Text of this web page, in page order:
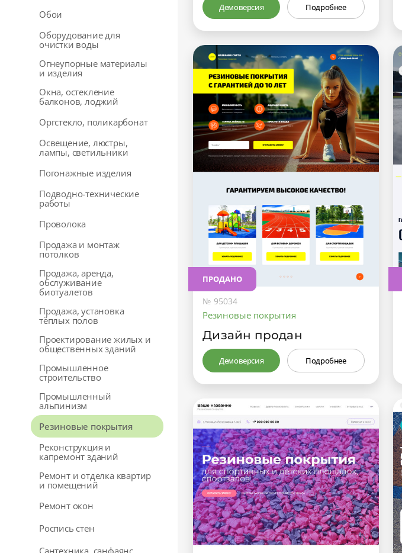
Обои
Оборудование для
очистки воды
Огнеупорные материалы
и изделия
Окна, остекление
балконов, лоджий
Оргстекло, поликарбонат
Освещение, люстры,
лампы, светильники
Погонажные изделия
Подводно-технические
работы
Проволока
Продажа и монтаж
потолков
Продажа, аренда,
обслуживание
биотуалетов
Продажа, установка
тёплых полов
Проектирование жилых и
общественных зданий
Промышленное
строительство
Промышленный
альпинизм
Резиновые покрытия
Реконструкция и
капремонт зданий
Ремонт и отделка квартир
и помещений
Ремонт окон
Роспись стен
Сантехника, санфаянс
Демоверсия Подробнее
ПРОДАНО
№ 95034
Резиновые покрытия
Дизайн продан
Демоверсия Подробнее